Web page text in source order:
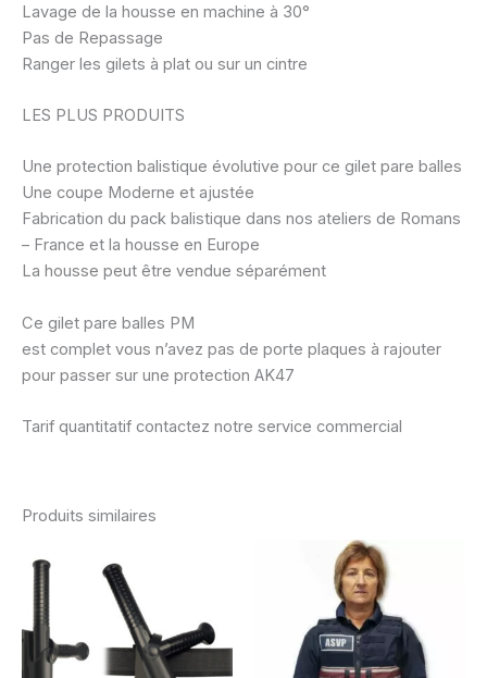
Lavage de la housse en machine à 30°
Pas de Repassage
Ranger les gilets à plat ou sur un cintre
LES PLUS PRODUITS
Une protection balistique évolutive pour ce gilet pare balles
Une coupe Moderne et ajustée
Fabrication du pack balistique dans nos ateliers de Romans
– France et la housse en Europe
La housse peut être vendue séparément
Ce gilet pare balles PM
est complet vous n’avez pas de porte plaques à rajouter
pour passer sur une protection AK47
Tarif quantitatif contactez notre service commercial
Produits similaires